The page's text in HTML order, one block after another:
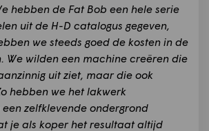
hebben de Fat Bob een hele serie
uit de H-D catalogus gegeven,
we steeds goed de kosten in de
We wilden een machine creëren die
uit ziet, maar die ook
hebben we het lakwerk
zelfklevende ondergrond
je als koper het resultaat altijd